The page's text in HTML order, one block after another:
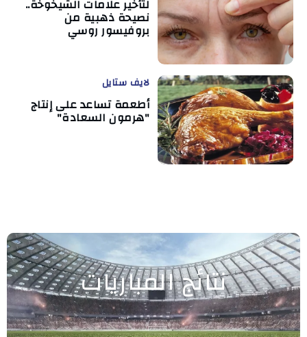
لتأخير علامات الشيخوخة..
نصيحة ذهبية من
بروفيسور روسي
لايف ستايل
أطعمة تساعد على إنتاج
"هرمون السعادة"
نتائج المباريات